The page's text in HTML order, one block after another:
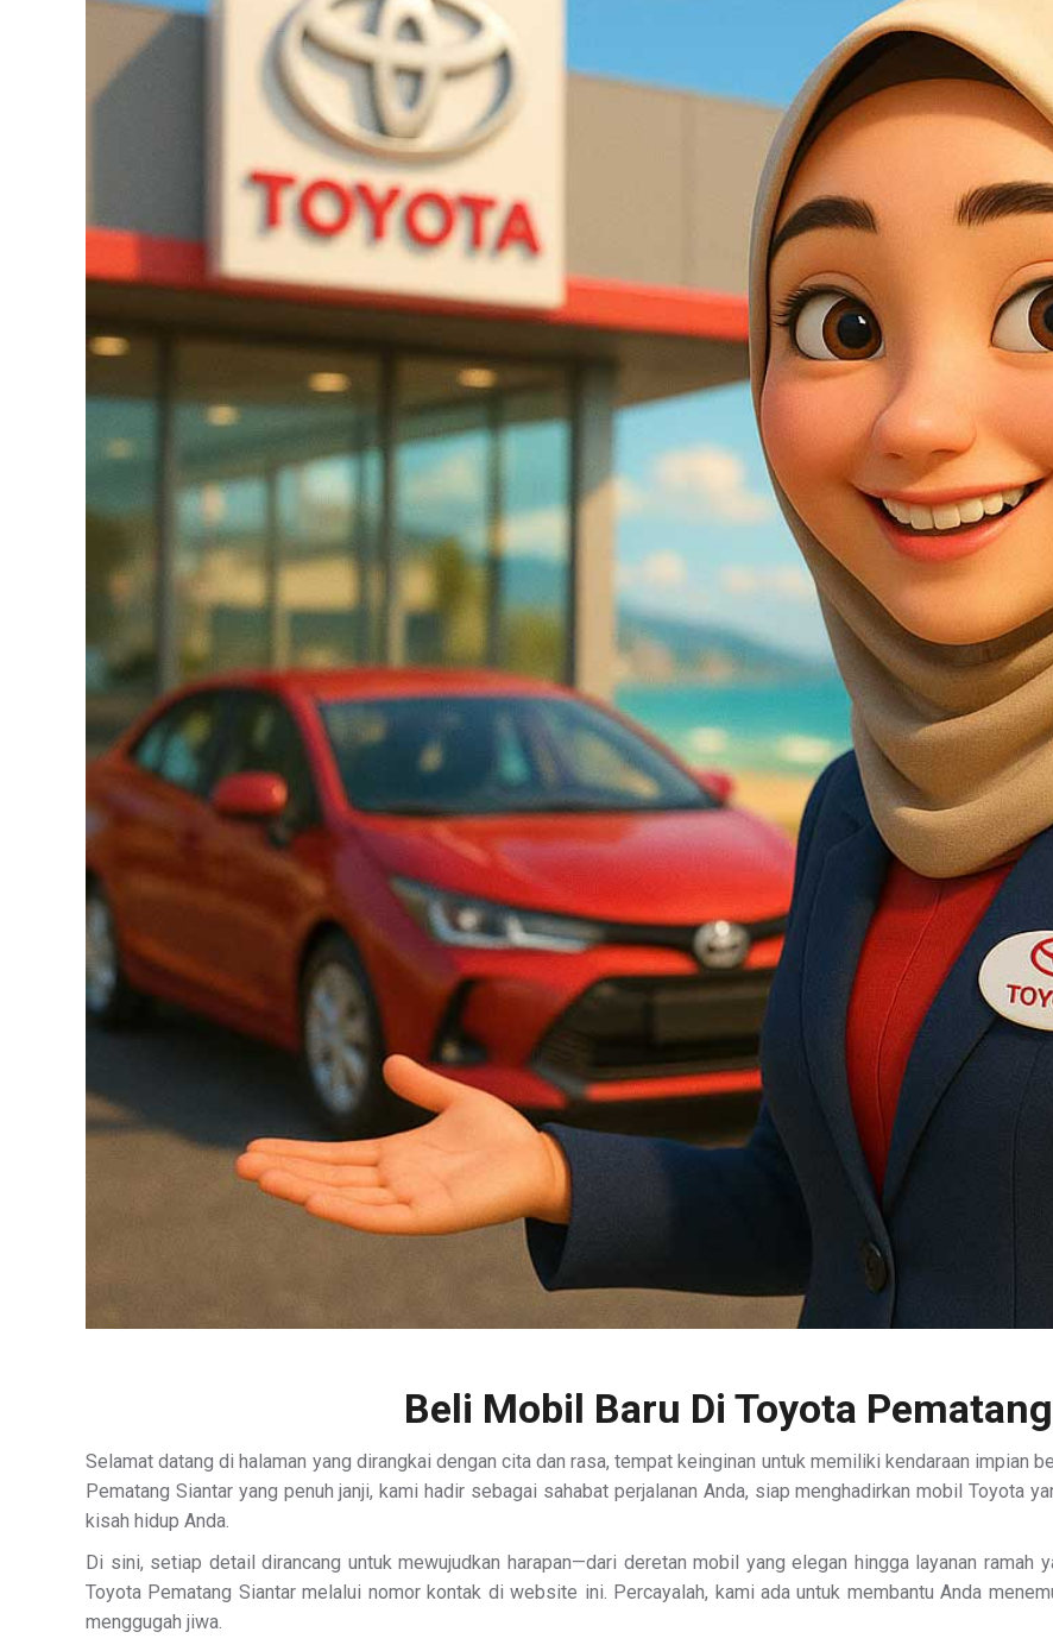
Beli Mobil Baru Di Toyota
Selamat datang di halaman yang dirangkai dengan cita dan rasa, tempat keinginan untuk memiliki kendaraan impian
Pematang Siantar yang penuh janji, kami hadir sebagai sahabat perjalanan Anda, siap menghadirkan mobil Toyota
kisah hidup Anda.
Di sini, setiap detail dirancang untuk mewujudkan harapan—dari deretan mobil yang elegan hingga layanan ramah
Toyota Pematang Siantar melalui nomor kontak di website ini. Percayalah, kami ada untuk membantu Anda
menggugah jiwa.